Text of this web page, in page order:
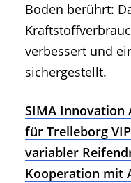
Boden berührt:
verbessert und
sichergestellt.
SIMA Innovation
für Trelleborg
variabler
Kooperation mit